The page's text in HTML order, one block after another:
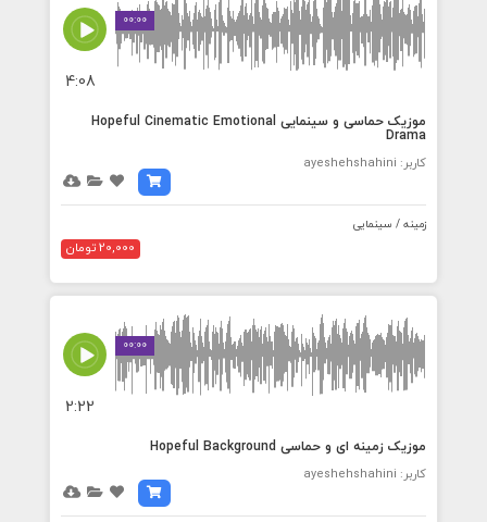
00:00
4:08
موزیک حماسی و سینمایی Hopeful Cinematic Emotional
Drama
کاربر: ayeshehshahini
زمینه / سینمایی
20,000 تومان
00:00
2:22
موزیک زمینه ای و حماسی Hopeful Background
کاربر: ayeshehshahini